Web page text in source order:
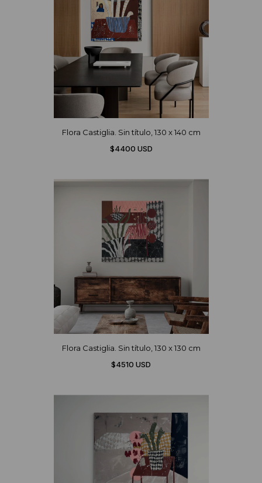
Flora Castiglia. Sin título, 130 x 140 cm
$4400 USD
Flora Castiglia. Sin título, 130 x 130 cm
$4510 USD